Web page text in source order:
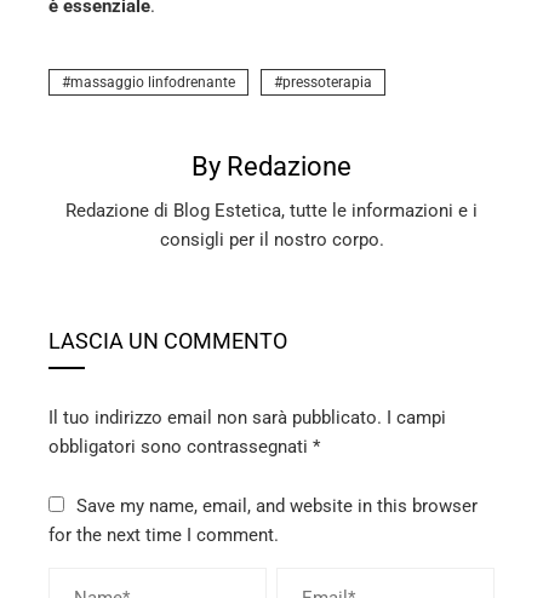
è essenziale.
massaggio linfodrenante pressoterapia
By Redazione
Redazione di Blog Estetica, tutte le informazioni e i
consigli per il nostro corpo.
LASCIA UN COMMENTO
Il tuo indirizzo email non sarà pubblicato. I campi
obbligatori sono contrassegnati *
Save my name, email, and website in this browser
for the next time I comment.